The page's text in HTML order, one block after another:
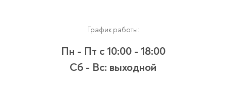
График работы:
Пн - Пт с 10:00 - 18:00
Сб - Вс: выходной